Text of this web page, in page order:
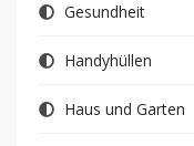
Gesundheit
Handyhüllen
Haus und Garten